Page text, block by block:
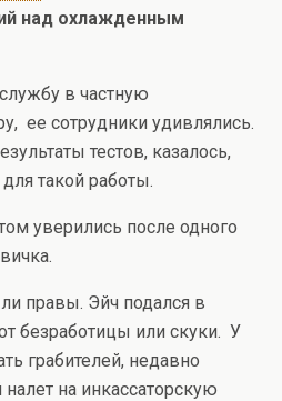
над охлажденным
в частную
ее сотрудники удивлялись.
тестов, казалось,
такой работы.
уверились после одного
правы. Эйч подался в
безработицы или скуки. У
грабителей, недавно
на инкассаторскую